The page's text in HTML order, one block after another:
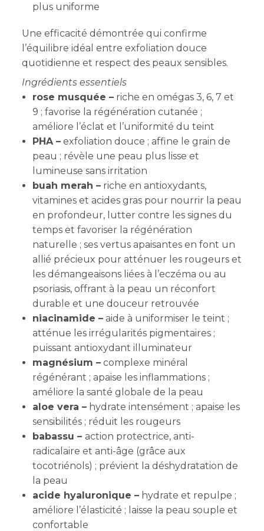
plus uniforme
Une efficacité démontrée qui confirme
l’équilibre idéal entre exfoliation douce
quotidienne et respect des peaux sensibles.
Ingrédients essentiels
rose musquée – riche en omégas 3, 6, 7 et
9 ; favorise la régénération cutanée ;
améliore l’éclat et l’uniformité du teint
PHA – exfoliation douce ; affine le grain de
peau ; révèle une peau plus lisse et
lumineuse sans irritation
buah merah – riche en antioxydants,
vitamines et acides gras pour nourrir la peau
en profondeur, lutter contre les signes du
temps et favoriser la régénération
naturelle ; ses vertus apaisantes en font un
allié précieux pour atténuer les rougeurs et
les démangeaisons liées à l’eczéma ou au
psoriasis, offrant à la peau un réconfort
durable et une douceur retrouvée
niacinamide – aide à uniformiser le teint ;
atténue les irrégularités pigmentaires ;
puissant antioxydant illuminateur
magnésium – complexe minéral
régénérant ; apaise les inflammations ;
améliore la santé globale de la peau
aloe vera – hydrate intensément ; apaise les
sensibilités ; réduit les rougeurs
babassu – action protectrice, anti-
radicalaire et anti-âge (grâce aux
tocotriénols) ; prévient la déshydratation de
la peau
acide hyaluronique – hydrate et repulpe ;
améliore l’élasticité ; laisse la peau souple et
confortable